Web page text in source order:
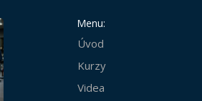
Menu:
Úvod
Kurzy
Videa